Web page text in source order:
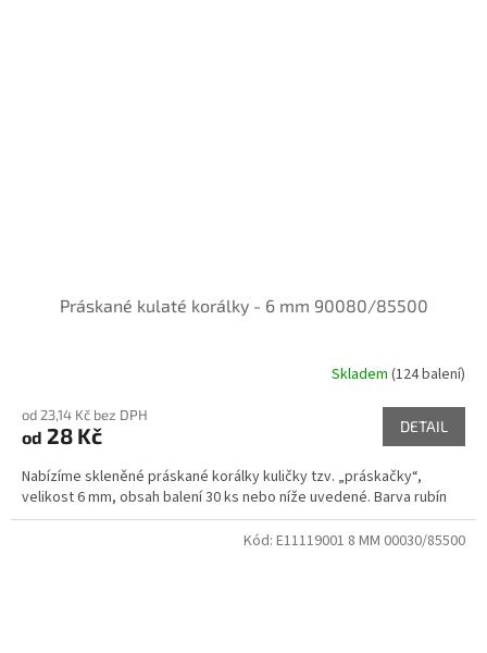
Práskané kulaté korálky - 6 mm 90080/85500
Skladem (124 balení)
od 23,14 Kč bez DPH
od 28 Kč DETAIL
Nabízíme skleněné práskané korálky kuličky tzv. „práskačky“,
velikost 6 mm, obsah balení 30 ks nebo níže uvedené. Barva rubín
Kód: E11119001 8 MM 00030/85500